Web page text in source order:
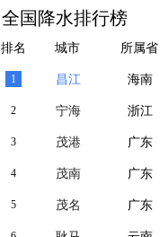
全国降水排行榜
排名 城市 所属省
1 昌江 海南
2 宁海 浙江
3 茂港 广东
4 茂南 广东
5 茂名 广东